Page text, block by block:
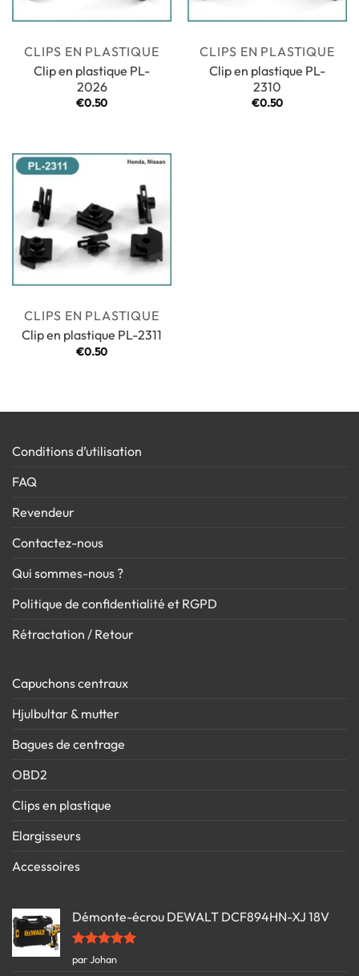
CLIPS EN PLASTIQUE
Clip en plastique PL-
2026
€0.50
CLIPS EN PLASTIQUE
Clip en plastique PL-
2310
€0.50
CLIPS EN PLASTIQUE
Clip en plastique PL-2311
€0.50
Conditions d’utilisation
FAQ
Revendeur
Contactez-nous
Qui sommes-nous ?
Politique de confidentialité et RGPD
Rétractation / Retour
Capuchons centraux
Hjulbultar & mutter
Bagues de centrage
OBD2
Clips en plastique
Elargisseurs
Accessoires
Démonte-écrou DEWALT DCF894HN-XJ 18V
Note5sur
5
par Johan